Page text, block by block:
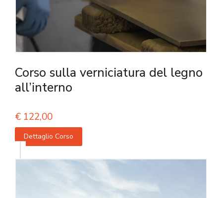
Corso sulla verniciatura del legno
all’interno
€ 122,00
Dettaglio Corso